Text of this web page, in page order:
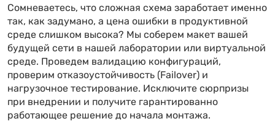
Сомневаетесь, что сложная схема заработает именно
так, как задумано, а цена ошибки в продуктивной
среде слишком высока? Мы соберем макет вашей
будущей сети в нашей лаборатории или виртуальной
среде. Проведем валидацию конфигураций,
проверим отказоустойчивость (Failover) и
нагрузочное тестирование. Исключите сюрпризы
при внедрении и получите гарантированно
работающее решение до начала монтажа.